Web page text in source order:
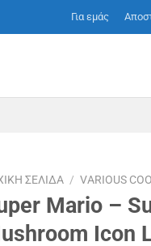
Για εμάς
ΣΕΛΊΔΑ / VARIOUS
Mario –
Icon